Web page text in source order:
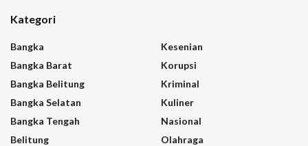
Kategori
Bangka
Bangka Barat
Bangka Belitung
Bangka Selatan
Bangka Tengah
Belitung
Kesenian
Korupsi
Kriminal
Kuliner
Nasional
Olahraga